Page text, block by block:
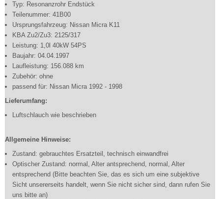
Typ: Resonanzrohr Endstück
Teilenummer: 41B00
Ursprungsfahrzeug: Nissan Micra K11
KBA Zu2/Zu3: 2125/317
Leistung: 1,0l 40kW 54PS
Baujahr: 04.04.1997
Laufleistung: 156.088 km
Zubehör: ohne
passend für: Nissan Micra 1992 - 1998
Lieferumfang:
Luftschlauch wie beschrieben
Allgemeine Hinweise:
Zustand: gebrauchtes Ersatzteil, technisch einwandfrei
Optischer Zustand: normal, Alter antsprechend, normal, Alter
entsprechend (Bitte beachten Sie, das es sich um eine subjektive
Sicht unsererseits handelt, wenn Sie nicht sicher sind, dann rufen Sie
uns bitte an)